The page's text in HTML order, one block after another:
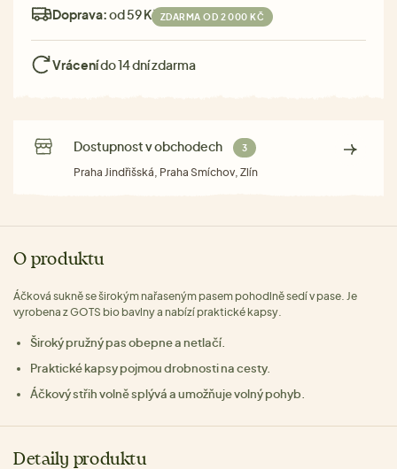
Doprava:od 59 Kč ZDARMA OD 2 000 KČ
Vrácenído 14 dní zdarma
Dostupnost v obchodech 3
Praha Jindřišská, Praha Smíchov, Zlín
O produktu
Áčková sukně se širokým nařaseným pasem pohodlně sedí v pase. Je
vyrobena z GOTS bio bavlny a nabízí praktické kapsy.
Široký pružný pas obepne a netlačí.
Praktické kapsy pojmou drobnosti na cesty.
Áčkový střih volně splývá a umožňuje volný pohyb.
Detaily produktu